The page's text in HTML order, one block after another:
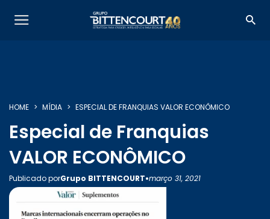
SOBRE NÓS
SERVIÇOS
HOME MÍDIA ESPECIAL DE FRANQUIAS VALOR ECONÔMICO
Especial de Franquias
VALOR ECONÔMICO
Publicado porGrupo BITTENCOURT•março 31, 2021